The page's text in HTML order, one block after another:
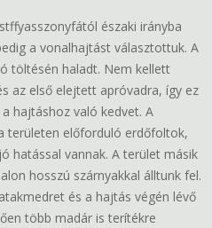
északi irányba
a vonalhajtást választottuk. A
töltésén haladt. Nem kellett
az első elejtett apróvadra, így ez
hajtáshoz való kedvet. A
területen előforduló erdőfoltok,
hatással vannak. A terület másik
hosszú szárnyakkal álltunk fel.
és a hajtás végén lévő
több madár is terítékre